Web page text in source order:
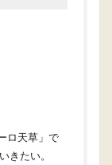
ロ天草」で
きたい。